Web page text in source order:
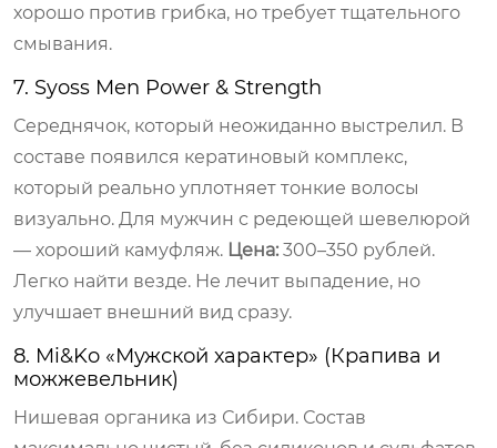
хорошо против грибка, но требует тщательного
смывания.
7. Syoss Men Power & Strength
Середнячок, который неожиданно выстрелил. В
составе появился кератиновый комплекс,
который реально уплотняет тонкие волосы
визуально. Для мужчин с редеющей шевелюрой
— хороший камуфляж. Цена: 300–350 рублей.
Легко найти везде. Не лечит выпадение, но
улучшает внешний вид сразу.
8. Mi&Ko «Мужской характер» (Крапива и
можжевельник)
Нишевая органика из Сибири. Состав